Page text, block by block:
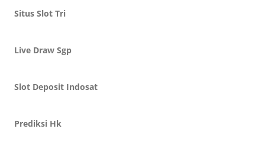
Situs Slot Tri
Live Draw Sgp
Slot Deposit Indosat
Prediksi Hk